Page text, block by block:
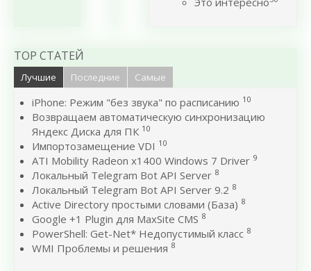
TOP СТАТЕЙ
Лучшие Последние Самые
iPhone: Режим "без звука" по расписанию 10
Возвращаем автоматическую синхронизацию
Яндекс Диска для ПК 10
Импортозамещение VDI 10
ATI Mobility Radeon x1400 Windows 7 Driver 9
Локальный Telegram Bot API Server 8
Локальный Telegram Bot API Server 9.2 8
Active Directory простыми словами (База) 8
Google +1 Plugin для MaxSite CMS 8
PowerShell: Get-Net* Недопустимый класс 8
WMI Проблемы и решения 8